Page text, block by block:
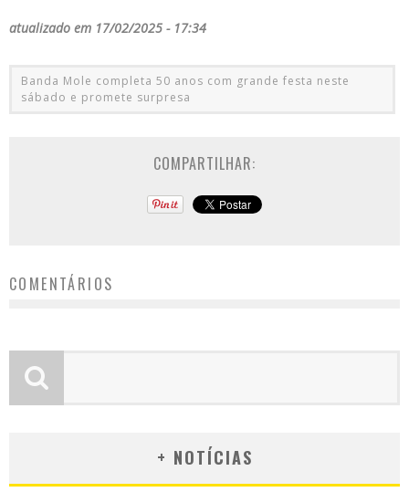
atualizado em 17/02/2025 - 17:34
Banda Mole completa 50 anos com grande festa neste
sábado e promete surpresa
COMPARTILHAR:
COMENTÁRIOS
+ NOTÍCIAS